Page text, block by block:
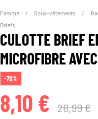
Femme Sous-vêtements
Briefs
CULOTTE BRIEF
MICROFIBRE
-70%
8,10 € 26,99 €